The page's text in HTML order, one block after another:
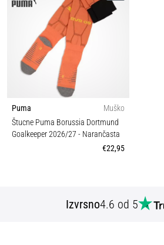
Puma
Muško
Štucne Puma Borussia Dortmund
Goalkeeper 2026/27 - Narančasta
€22,95
Izvrsno4.6 od 5